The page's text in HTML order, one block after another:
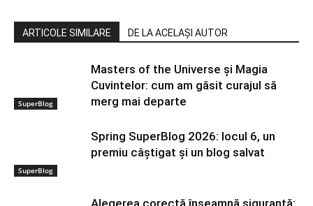
ARTICOLE SIMILARE DE LA ACELAȘI AUTOR
SuperBlog
Masters of the Universe și Magia
Cuvintelor: cum am găsit curajul să
merg mai departe
SuperBlog
Spring SuperBlog 2026: locul 6, un
premiu câștigat și un blog salvat
Alegerea corectă înseamnă siguranță: